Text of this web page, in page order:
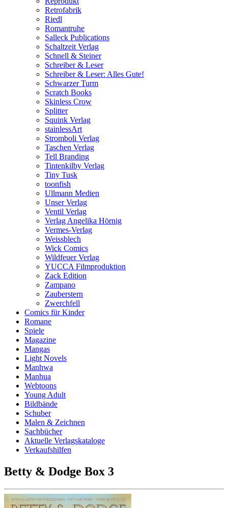
Retrofabrik
Riedl
Romantruhe
Salleck Publications
Schaltzeit Verlag
Schnell & Steiner
Schreiber & Leser
Schreiber & Leser: Alles Gute!
Schwarzer Turm
Scratch Books
Skinless Crow
Splitter
Squink Verlag
stainlessArt
Stromboli Verlag
Taschen Verlag
Tell Branding
Tintenkilby Verlag
Tiny Tusk
toonfish
Ullmann Medien
Unser Verlag
Ventil Verlag
Verlag Angelika Hörnig
Vermes-Verlag
Weissblech
Wick Comics
Wildfeuer Verlag
YUCCA Filmproduktion
Zack Edition
Zampano
Zauberstern
Zwerchfell
Comics für Kinder
Romane
Spiele
Magazine
Mangas
Light Novels
Manhwa
Manhua
Webtoons
Young Adult
Bildbände
Schuber
Malen & Zeichnen
Sachbücher
Aktuelle Verlagskataloge
Verkaufshilfen
Betty & Dodge Box 3